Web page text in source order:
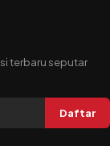
terbaru seputar
Daftar